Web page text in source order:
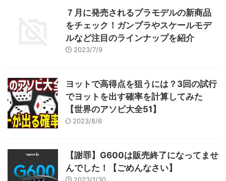
７月に発売されるプラモデルの新商品
をチェック！ガンプラやスケールモデ
ルなど注目のラインナップを紹介
2023/7/9
ヨットで高得点を狙うには？3回の試行
でヨットを出す確率を計算してみた
【世界のアソビ大全51】
2023/8/6
【謝罪】G600は販売終了になってませ
んでした！【ごめんなさい】
2023/1/30